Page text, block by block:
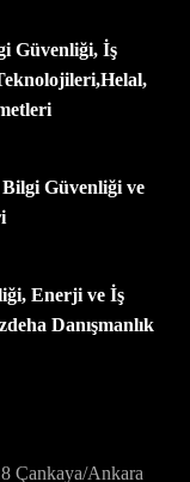
Güvenliği, İş
Güvenliği ve
Enerji ve İş
Danışmanlık
Çankaya/Ankara